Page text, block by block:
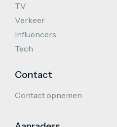
TV
Verkeer
Influencers
Tech
Contact
Contact opnemen